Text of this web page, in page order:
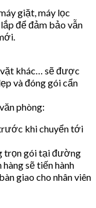
giặt, máy lọc
để đảm bảo vẫn
vặt khác… sẽ được
và đóng gói cẩn
phòng:
khi chuyển tới
trọn gói tại đường
sẽ tiến hành
giao cho nhân viên